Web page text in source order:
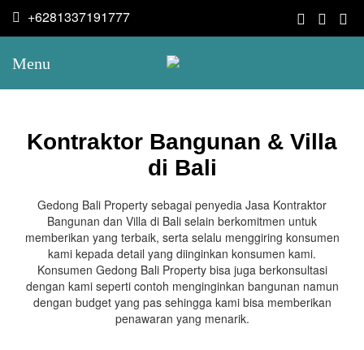
+6281337191777
Menu
Kontraktor Bangunan & Villa
di Bali
Gedong Bali Property sebagai penyedia Jasa Kontraktor
Bangunan dan Villa di Bali selain berkomitmen untuk
memberikan yang terbaik, serta selalu menggiring konsumen
kami kepada detail yang diinginkan konsumen kami.
Konsumen Gedong Bali Property bisa juga berkonsultasi
dengan kami seperti contoh menginginkan bangunan namun
dengan budget yang pas sehingga kami bisa memberikan
penawaran yang menarik.